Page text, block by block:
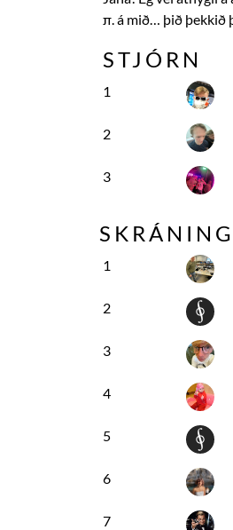
π. á mið… þið þekkið
STJÓRN
1
2
3
1
2
3
4
5
6
7